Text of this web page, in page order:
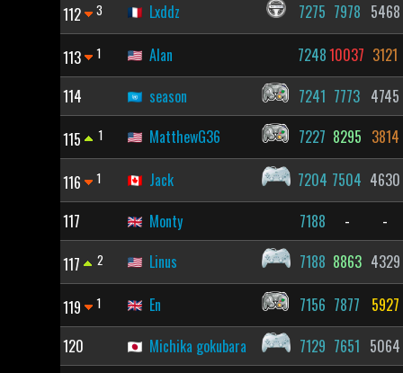
112 3 Lxddz 7275 7978 5468
113 1 Alan 724810037 3121
114
season 7241 7773 4745
115 1 MatthewG36 7227 8295 3814
116 1 Jack 7204 7504 4630
117
Monty 7188 - -
117 2 Linus 7188 8863 4329
119 1 En 7156 7877
5927
120
Michika gokubara 7129 7651 5064